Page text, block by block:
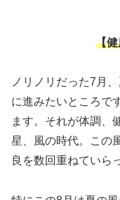
【
ノリノリだった7月
に進みたいところで
ます。それが体調、
星、風の時代。この
良を数回重ねていら